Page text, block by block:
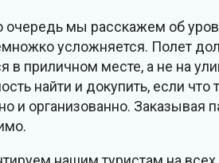
очередь мы расскажем об
усложняется. Полет
в приличном месте, а не на
найти и докупить, если
и организованно. Заказывая